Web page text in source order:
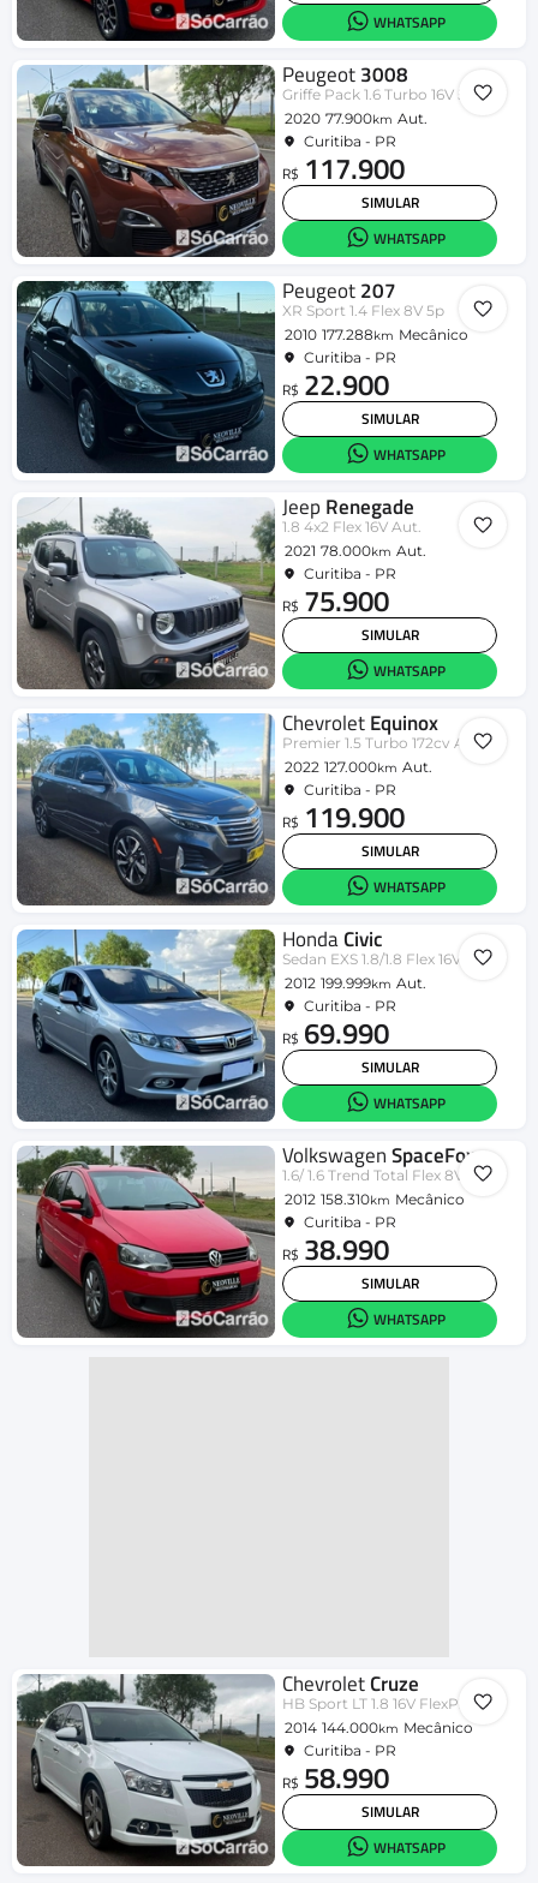
WHATSAPP
Peugeot3008
Griffe Pack 1.6 Turbo 16V 5p Aut.
2020 77.900km Aut.
Curitiba - PR
R$ 117.900
SIMULAR
WHATSAPP
Peugeot207
XR Sport 1.4 Flex 8V 5p
2010 177.288km Mecânico
Curitiba - PR
R$ 22.900
SIMULAR
WHATSAPP
Jeep Renegade
1.8 4x2 Flex 16V Aut.
2021 78.000km Aut.
Curitiba - PR
R$ 75.900
SIMULAR
WHATSAPP
ChevroletEquinox
Premier 1.5 Turbo 172cv Aut.
2022 127.000km Aut.
Curitiba - PR
R$ 119.900
SIMULAR
WHATSAPP
HondaCivic
Sedan EXS 1.8/1.8 Flex 16V Aut. 4p
2012 199.999km Aut.
Curitiba - PR
R$ 69.990
SIMULAR
WHATSAPP
VolkswagenSpaceFox
1.6/ 1.6 Trend Total Flex 8V 5p
2012 158.310km Mecânico
Curitiba - PR
R$ 38.990
SIMULAR
WHATSAPP
ChevroletCruze
HB Sport LT 1.8 16V FlexP. 5p Mec
2014 144.000km Mecânico
Curitiba - PR
R$ 58.990
SIMULAR
WHATSAPP